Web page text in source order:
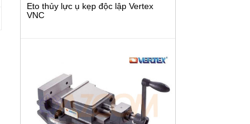
Eto thủy lực ụ kẹp độc lập Vertex
VNC